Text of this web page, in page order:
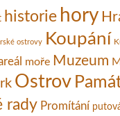
historie hory
ostrovy Koupání
moře Muzeum
Ostrov
rady Promítání